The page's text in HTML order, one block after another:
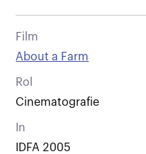
Film
About a Farm
Rol
Cinematografie
In
IDFA 2005